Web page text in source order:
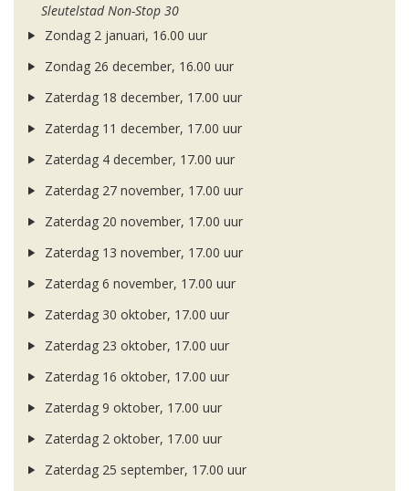
Sleutelstad Non-Stop 30
Zondag 2 januari, 16.00 uur
Zondag 26 december, 16.00 uur
Zaterdag 18 december, 17.00 uur
Zaterdag 11 december, 17.00 uur
Zaterdag 4 december, 17.00 uur
Zaterdag 27 november, 17.00 uur
Zaterdag 20 november, 17.00 uur
Zaterdag 13 november, 17.00 uur
Zaterdag 6 november, 17.00 uur
Zaterdag 30 oktober, 17.00 uur
Zaterdag 23 oktober, 17.00 uur
Zaterdag 16 oktober, 17.00 uur
Zaterdag 9 oktober, 17.00 uur
Zaterdag 2 oktober, 17.00 uur
Zaterdag 25 september, 17.00 uur